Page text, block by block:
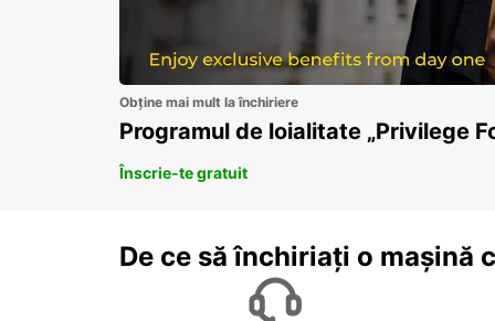
Obține mai mult la închiriere
Programul de loialitate „Privilege
Înscrie-te gratuit
De ce să închiriați o mașină